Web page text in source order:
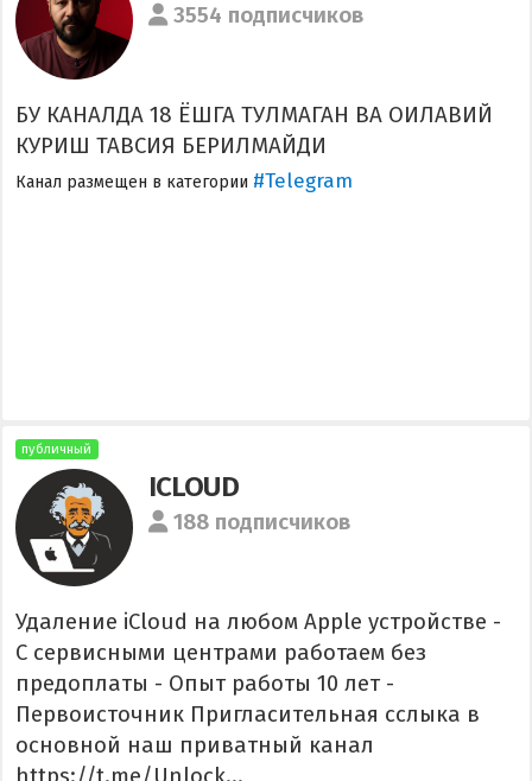
3554 подписчиков
БУ КАНАЛДА 18 ЁШГА ТУЛМАГАН ВА ОИЛАВИЙ
КУРИШ ТАВСИЯ БЕРИЛМАЙДИ
Канал размещен в категории #Telegram
публичный
ICLOUD
188 подписчиков
Удаление iCloud на любом Apple устройстве -
С сервисными центрами работаем без
предоплаты - Опыт работы 10 лет -
Первоисточник Пригласительная сслыка в
основной наш приватный канал
https://t.me/Unlock...